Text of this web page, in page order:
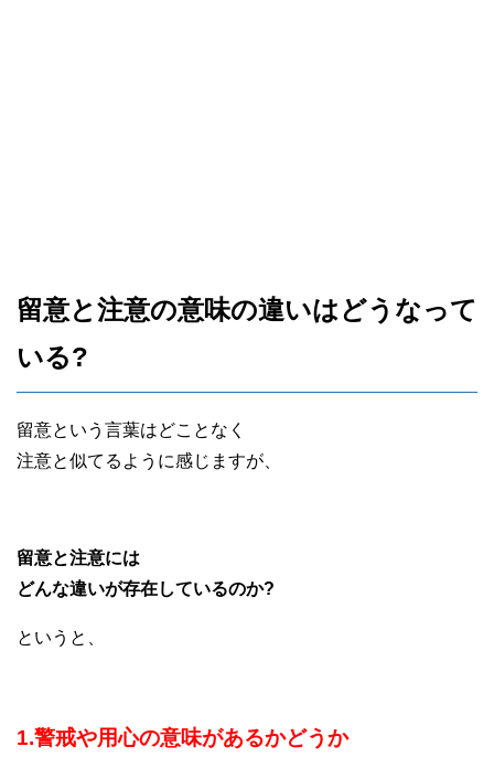
留意と注意の意味の違いはどうなって
いる?
留意という言葉はどことなく
注意と似てるように感じますが、
留意と注意には
どんな違いが存在しているのか?
というと、
1.警戒や用心の意味があるかどうか